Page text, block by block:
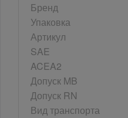
Бренд
Упаковка
Артикул
SAE
ACEA2
Допуск MB
Допуск RN
Вид транспорта